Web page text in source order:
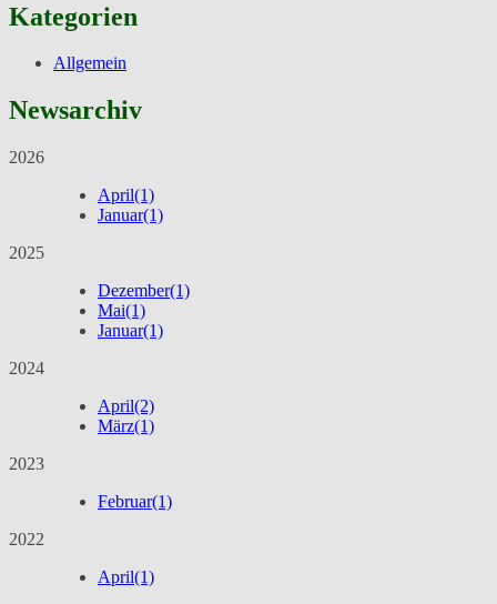
Kategorien
Allgemein
Newsarchiv
2026
April(1)
Januar(1)
2025
Dezember(1)
Mai(1)
Januar(1)
2024
April(2)
März(1)
2023
Februar(1)
2022
April(1)